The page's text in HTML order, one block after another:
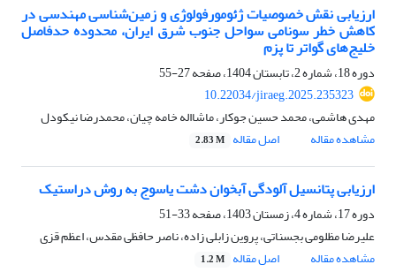
ارزیابی نقش خصوصیات ژئومورفولوژی و زمین‌شناسی مهندسی در
کاهش خطر سونامی سواحل جنوب شرق ایران، محدوده حدفاصل
خلیج‌های گواتر تا پزم
دوره 18، شماره 2، تابستان 1404، صفحه
27-55
10.22034/jiraeg.2025.235323
مهدی هاشمی، محمد حسین جوکار، ماشااله خامه چیان، محمدرضا نیکودل
مشاهده مقاله
اصل مقاله 2.83 M
ارزیابی پتانسیل آلودگی آبخوان دشت یاسوج به روش دراستیک
دوره 17، شماره 4، زمستان 1403، صفحه
33-51
علیرضا مظلومی بجسناتی، پروین زابلی زاده، ناصر حافظی مقدس، اعظم قزی
مشاهده مقاله
اصل مقاله 1.2 M